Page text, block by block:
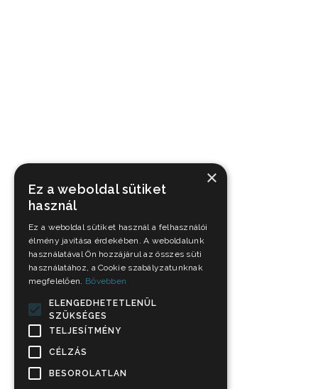
×
Ez a weboldal sütiket
használ
Ez a weboldal sütiket használ a felhasználói
élmény javítása érdekében. A weboldalunk
használatával Ön hozzájárul az összes süti
használatához, a Cookie szabályzatunknak
megfelelően. Bővebben
ELENGEDHETETLENÜL
SZÜKSÉGES
TELJESÍTMÉNY
CÉLZÁS
BESOROLATLAN